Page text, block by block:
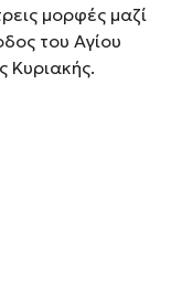
μορφές μαζί
του Αγίου
Κυριακής.